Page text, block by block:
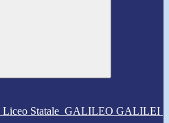
Liceo Statale GALILEO GALILEI